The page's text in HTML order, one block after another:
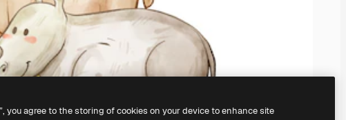
you agree to the storing of cookies on your device to enhance site